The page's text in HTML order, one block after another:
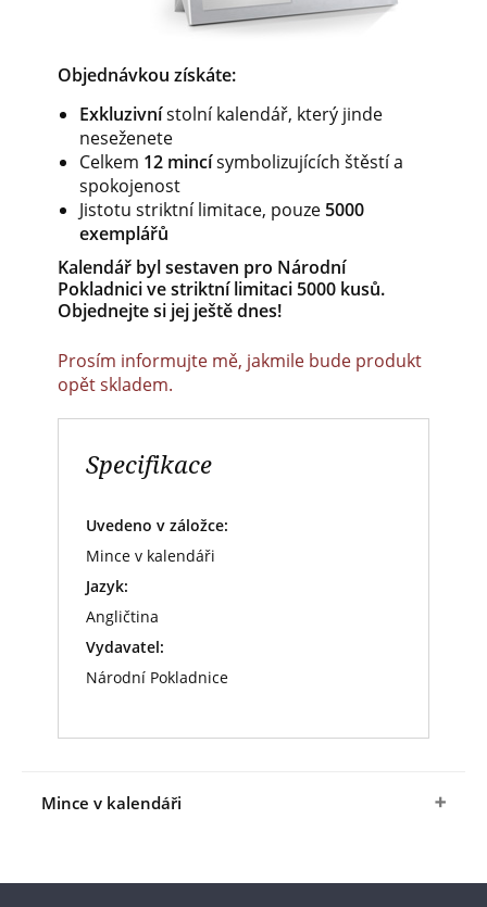
Objednávkou získáte:
Exkluzivnístolní kalendář, který jinde
neseženete
Celkem 12 mincísymbolizujících štěstí a
spokojenost
Jistotu striktní limitace, pouze 5000
exemplářů
Kalendář byl sestaven pro Národní
Pokladnici ve striktní limitaci 5000 kusů.
Objednejte si jej ještě dnes!
Prosím informujte mě, jakmile bude produkt
opět skladem.
Specifikace
Uvedeno v záložce:
Mince v kalendáři
Jazyk:
Angličtina
Vydavatel:
Národní Pokladnice
Mince v kalendáři
protože Vás bude doprovázet mince z Bermudy s